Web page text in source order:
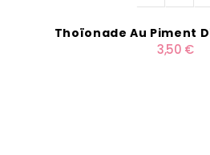
Thoïonade Au Piment
3,50 €